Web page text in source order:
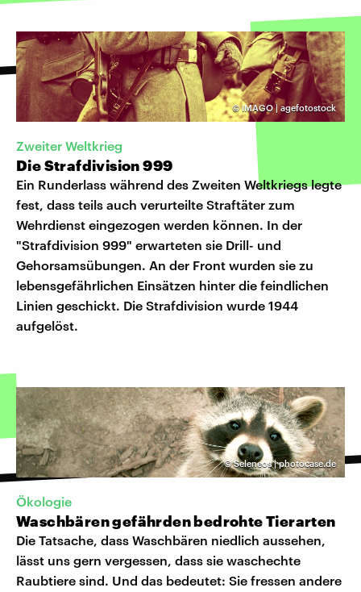
©IMAGO | agefotostock
Zweiter Weltkrieg
Die Strafdivision 999
Ein Runderlass während des Zweiten Weltkriegs legte
fest, dass teils auch verurteilte Straftäter zum
Wehrdienst eingezogen werden können. In der
"Strafdivision 999" erwarteten sie Drill- und
Gehorsamsübungen. An der Front wurden sie zu
lebensgefährlichen Einsätzen hinter die feindlichen
Linien geschickt. Die Strafdivision wurde 1944
aufgelöst.
©Seleneos | photocase.de
Ökologie
Waschbären gefährden bedrohte Tierarten
Die Tatsache, dass Waschbären niedlich aussehen,
lässt uns gern vergessen, dass sie waschechte
Raubtiere sind. Und das bedeutet: Sie fressen andere